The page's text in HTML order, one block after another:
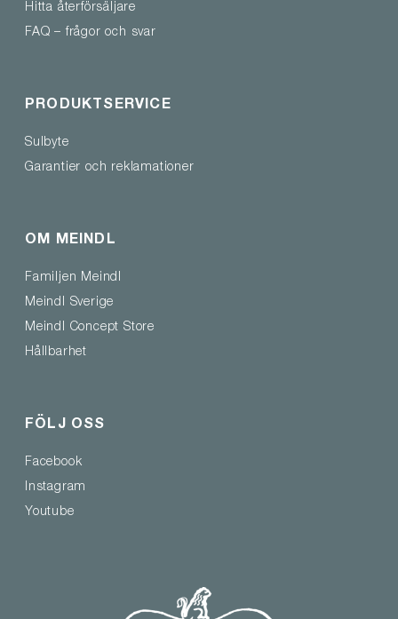
Hitta återförsäljare
FAQ – frågor och svar
PRODUKTSERVICE
Sulbyte
Garantier och reklamationer
OM MEINDL
Familjen Meindl
Meindl Sverige
Meindl Concept Store
Hållbarhet
FÖLJ OSS
Facebook
Instagram
Youtube